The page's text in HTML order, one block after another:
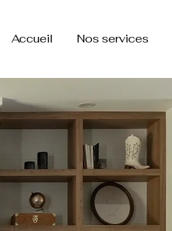
Accueil Nos services